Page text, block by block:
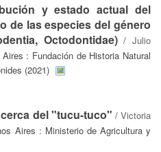
y estado actual del
de las especies del género
Octodontidae)/Julio
: Fundación de Historia Natural
(2021)
del "tucu-tuco" /Victoria
Aires : Ministerio de Agricultura y